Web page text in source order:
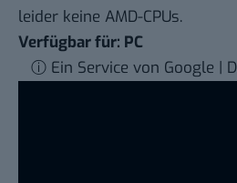
leider keine AMD-CPUs.
Verfügbar für: PC
ⓘ Ein Service von Google |